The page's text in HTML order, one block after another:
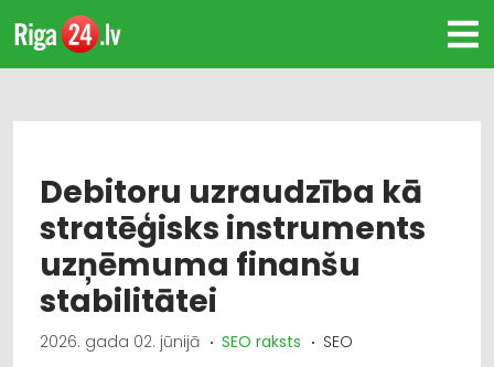
Debitoru uzraudzība kā
stratēģisks instruments
uzņēmuma finanšu
stabilitātei
2026. gada 02. jūnijā SEO raksts SEO